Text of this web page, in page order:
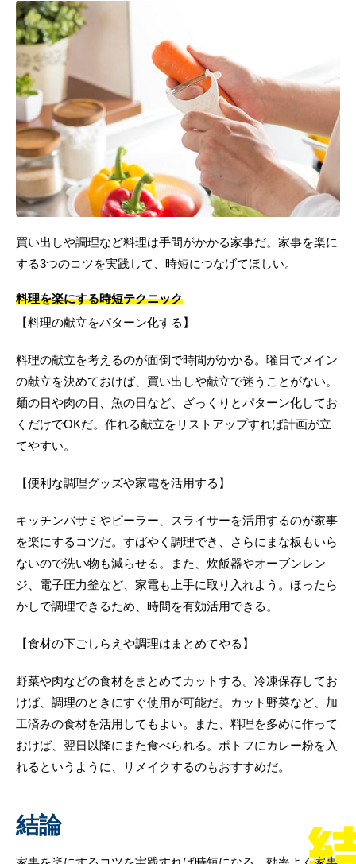
買い出しや調理など料理は手間がかかる家事だ。家事を楽に
する3つのコツを実践して、時短につなげてほしい。
料理を楽にする時短テクニック
【料理の献立をパターン化する】
料理の献立を考えるのが面倒で時間がかかる。曜日でメイン
の献立を決めておけば、買い出しや献立で迷うことがない。
麺の日や肉の日、魚の日など、ざっくりとパターン化してお
くだけでOKだ。作れる献立をリストアップすれば計画が立
てやすい。
【便利な調理グッズや家電を活用する】
キッチンバサミやピーラー、スライサーを活用するのが家事
を楽にするコツだ。すばやく調理でき、さらにまな板もいら
ないので洗い物も減らせる。また、炊飯器やオーブンレン
ジ、電子圧力釜など、家電も上手に取り入れよう。ほったら
かしで調理できるため、時間を有効活用できる。
【食材の下ごしらえや調理はまとめてやる】
野菜や肉などの食材をまとめてカットする。冷凍保存してお
けば、調理のときにすぐ使用が可能だ。カット野菜など、加
工済みの食材を活用してもよい。また、料理を多めに作って
おけば、翌日以降にまた食べられる。ポトフにカレー粉を入
れるというように、リメイクするのもおすすめだ。
結論